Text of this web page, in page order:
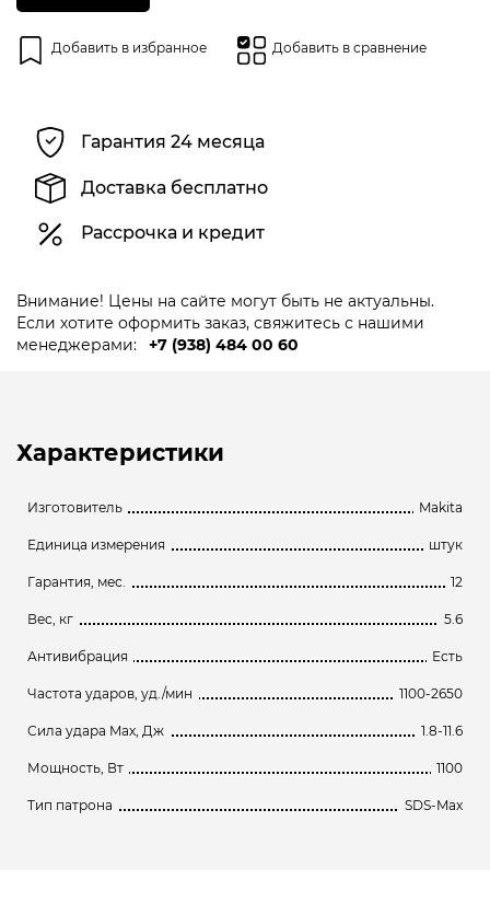
Добавить в избранное Добавить в сравнение
Гарантия 24 месяца
Доставка бесплатно
Рассрочка и кредит
Внимание! Цены на сайте могут быть не актуальны.
Если хотите оформить заказ, свяжитесь с нашими
менеджерами:
+7 (938) 484 00 60
Характеристики
Изготовитель Makita
Единица измерения штук
Гарантия, мес. 12
Вес, кг 5.6
Антивибрация Есть
Частота ударов, уд./мин 1100-2650
Сила удара Max, Дж 1.8-11.6
Мощность, Вт 1100
Тип патрона SDS-Max